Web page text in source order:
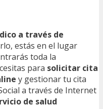
a través de
estás en el lugar
toda la
para solicitar cita
y gestionar tu cita
a través de Internet
de salud